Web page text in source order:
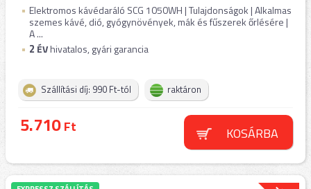
Elektromos kávédaráló SCG 1050WH | Tulajdonságok | Alkalmas
szemes kávé, dió, gyógynövények, mák és fűszerek őrlésére |
A ...
2 ÉVhivatalos, gyári garancia
Szállítási díj: 990 Ft-tól raktáron
5.710Ft KOSÁRBA